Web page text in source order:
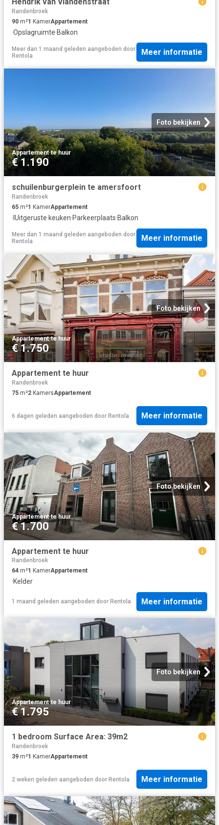
Randenbroek
90 m²1 KamerAppartement
·Opslagruimte·Balkon
Meer dan 1 maand geleden aangeboden door
Rentola
Meer informatie
Foto bekijken
Appartement·te huur
€ 1.190
schuilenburgerplein te amersfoort
Randenbroek
65 m²1 KamerAppartement
· IUitgeruste keuken·Parkeerplaats·Balkon
Meer dan 1 maand geleden aangeboden door
Rentola
Meer informatie
Foto bekijken
Appartement·te huur
€ 1.750
Appartement te huur
Randenbroek
75 m²2 KamersAppartement
6 dagen geleden aangeboden door Rentola Meer informatie
Foto bekijken
Appartement·te huur
€ 1.700
Appartement te huur
Randenbroek
64 m²1 KamerAppartement
·Kelder
1 maand geleden aangeboden door Rentola Meer informatie
Foto bekijken
Appartement·te huur
€ 1.795
1 bedroom Surface Area: 39m2
Randenbroek
39 m²1 KamerAppartement
2 weken geleden aangeboden door Rentola Meer informatie